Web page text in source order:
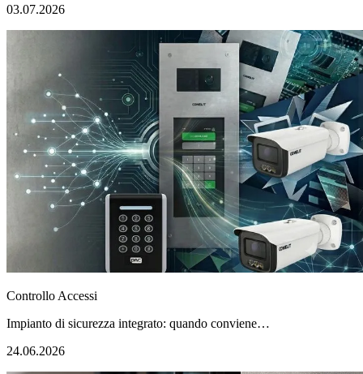
03.07.2026
Controllo Accessi
Impianto di sicurezza integrato: quando conviene…
24.06.2026